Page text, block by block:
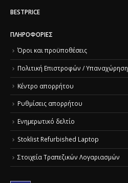
BESTPRICE
ΠΛΗΡΟΦΟΡΊΕΣ
Όροι και προϋποθέσεις
Πολιτική Επιστροφών / Υπαναχώρηση
Κέντρο απορρήτου
Ρυθμίσεις απορρήτου
Ενημερωτικό δελτίο
Stoklist Refurbished Laptop
Στοιχεία Τραπεζικών Λογαριασμών